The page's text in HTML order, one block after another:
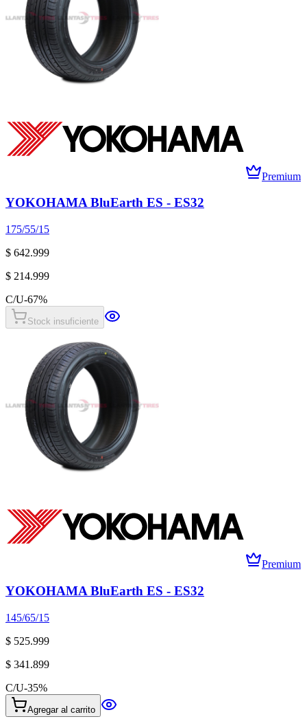
Premium
YOKOHAMA BluEarth ES - ES32
175/55/15
$ 642.999
$ 214.999
C/U-67%
Stock insuficiente
Premium
YOKOHAMA BluEarth ES - ES32
145/65/15
$ 525.999
$ 341.899
C/U-35%
Agregar al carrito